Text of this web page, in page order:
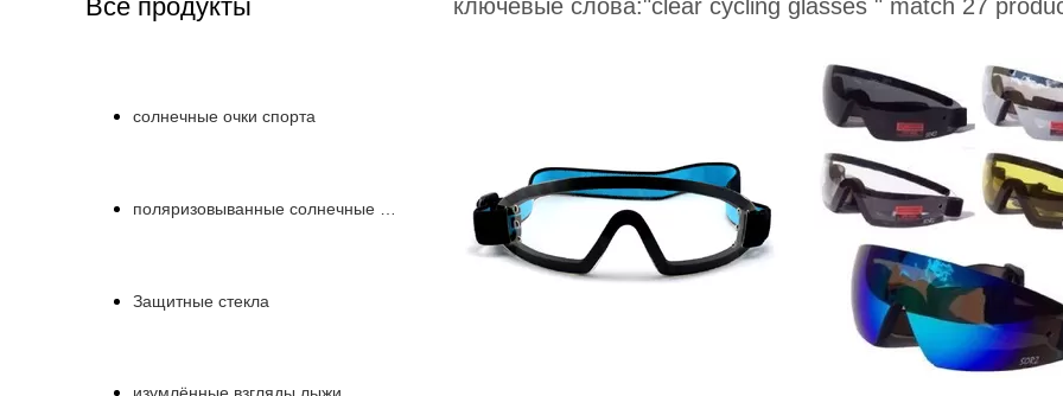
Все продукты
солнечные очки спорта
поляризовыванные солнечные очки
Защитные стекла
ключевые слова:"clear cycling glasses " match 27